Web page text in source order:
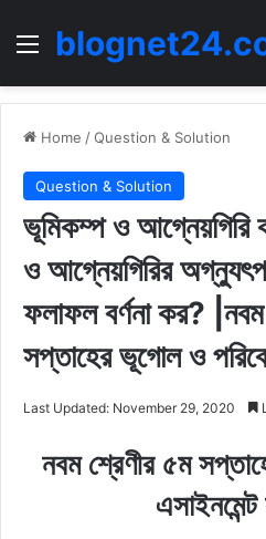
Menu
Home /Question & Solution
Question & Solution
ভূমিকম্প ও আগ্নেয়গিরি
ও আগ্নেয়গিরির
ফলাফল বর্ণনা কর?
সপ্তাহের ভূগোল ও
Last Updated: November 29, 2020
নবম শ্রেণীর ৫ম